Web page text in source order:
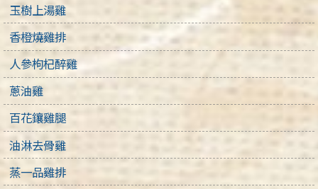
玉樹上湯雞
香橙燒雞排
人參枸杞醉雞
蔥油雞
百花鑲雞腿
油淋去骨雞
蒸一品雞排